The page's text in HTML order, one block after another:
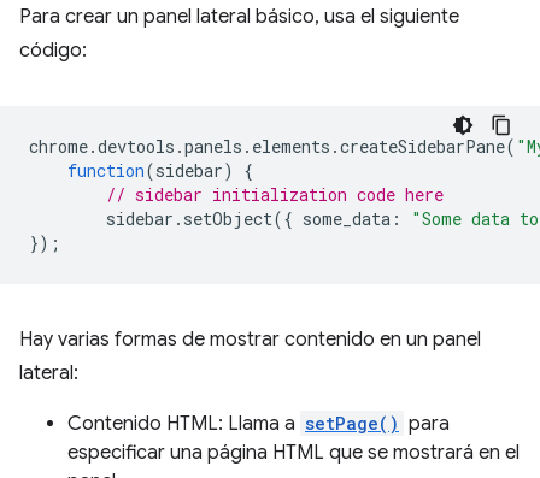
Para crear un panel lateral básico, usa el siguiente
código:
chrome.devtools .panels . elements .createSidebarPane(
function(sidebar)
{
// sidebar initialization code here
sidebar . setObject({ some_data :
"Some data
});
Hay varias formas de mostrar contenido en un panel
lateral:
Contenido HTML: Llama a setPage() para
especificar una página HTML que se mostrará en el